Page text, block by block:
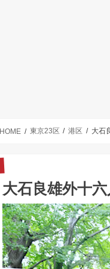
HOME 東京23区 港区 大石
大石良雄外十